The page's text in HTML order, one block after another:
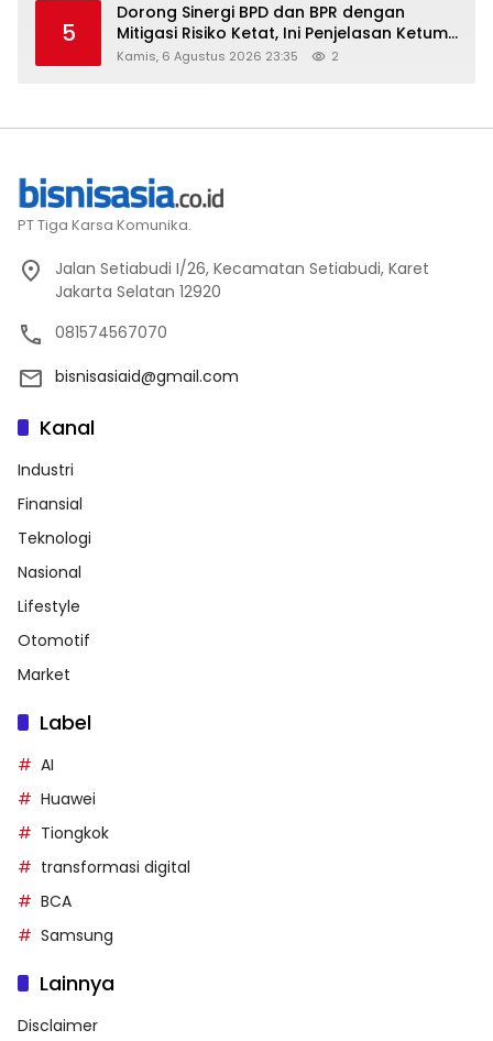
5
Dorong Sinergi BPD dan BPR dengan
Mitigasi Risiko Ketat, Ini Penjelasan Ketum
Asbanda
Kamis, 6 Agustus 2026 23:35 2
PT Tiga Karsa Komunika.
Jalan Setiabudi I/26, Kecamatan Setiabudi, Karet
Jakarta Selatan 12920
081574567070
bisnisasiaid@gmail.com
Kanal
Industri
Finansial
Teknologi
Nasional
Lifestyle
Otomotif
Market
Label
AI
Huawei
Tiongkok
transformasi digital
BCA
Samsung
Lainnya
Disclaimer